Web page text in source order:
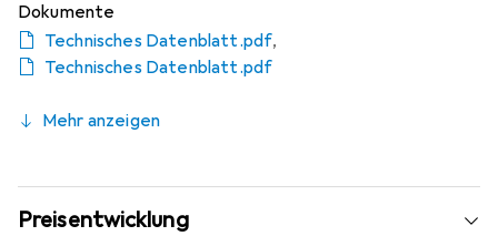
Dokumente
Technisches Datenblatt.pdf,
Technisches Datenblatt.pdf
Mehr anzeigen
Preisentwicklung